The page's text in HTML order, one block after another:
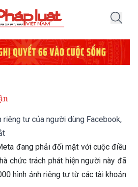
tư của người dùng Facebook,
đang phải đối mặt với cuộc điều
chức trách phát hiện người này đã
hình ảnh riêng tư từ các tài khoản